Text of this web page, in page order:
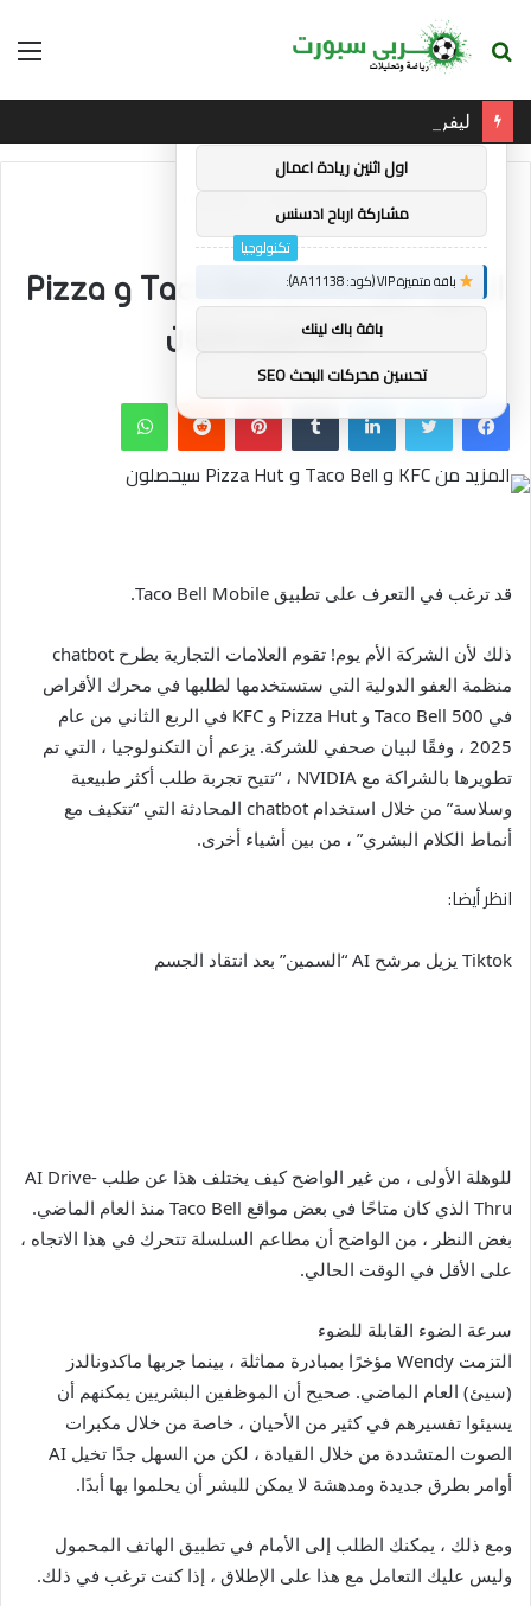
بحث
تكنولوجيا
تكنولوجيا
المزيد من KFC و Taco Bell و Pizza
Hut سيحصلون
فيسبوكتويتر لينكدإن بينتيريست واتساب
قد ترغب في التعرف على تطبيق Taco Bell Mobile.
ذلك لأن الشركة الأم يوم! تقوم العلامات التجارية بطرح chatbot
منظمة العفو الدولية التي ستستخدمها لطلبها في محرك الأقراص
في 500 Taco Bell و Pizza Hut و KFC في الربع الثاني من عام
2025 ، وفقًا لبيان صحفي للشركة. يزعم أن التكنولوجيا ، التي تم
تطويرها بالشراكة مع NVIDIA ، “تتيح تجربة طلب أكثر طبيعية
وسلاسة” من خلال استخدام chatbot المحادثة التي “تتكيف مع
أنماط الكلام البشري” ، من بين أشياء أخرى.
انظر أيضا:
Tiktok يزيل مرشح AI “السمين” بعد انتقاد الجسم
للوهلة الأولى ، من غير الواضح كيف يختلف هذا عن طلب AI Drive-
Thru الذي كان متاحًا في بعض مواقع Taco Bell منذ العام الماضي.
بغض النظر ، من الواضح أن مطاعم السلسلة تتحرك في هذا الاتجاه ،
على الأقل في الوقت الحالي.
سرعة الضوء القابلة للضوء
التزمت Wendy مؤخرًا بمبادرة مماثلة ، بينما جربها ماكدونالدز
(سيئ) العام الماضي. صحيح أن الموظفين البشريين يمكنهم أن
يسيئوا تفسيرهم في كثير من الأحيان ، خاصة من خلال مكبرات
الصوت المتشددة من خلال القيادة ، لكن من السهل جدًا تخيل AI
أوامر بطرق جديدة ومدهشة لا يمكن للبشر أن يحلموا بها أبدًا.
ومع ذلك ، يمكنك الطلب إلى الأمام في تطبيق الهاتف المحمول
وليس عليك التعامل مع هذا على الإطلاق ، إذا كنت ترغب في ذلك.
توصيات :
باقة متميزة VIP (كود: AA38045):
اول اثنين ريادة اعمال
مشاركة ارباح ادسنس
باقة متميزة VIP (كود: AA11138):
باقة باك لينك
تحسين محركات البحث SEO